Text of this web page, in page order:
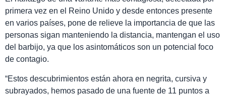
primera vez en el Reino Unido y desde entonces presente
en varios países, pone de relieve la importancia de que las
personas sigan manteniendo la distancia, mantengan el uso
del barbijo, ya que los asintomáticos son un potencial foco
de contagio.
“Estos descubrimientos están ahora en negrita, cursiva y
subrayados, hemos pasado de una fuente de 11 puntos a